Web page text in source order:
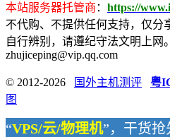
本站服务器托管商 ： https://
不代购、不提供任何支持，仅分
自行辨别，请遵纪守法文明上网
zhujiceping@vip.qq.com
© 2012-2026 国外主机测评 粤
图
“VPS/云/物理机”，干货抢